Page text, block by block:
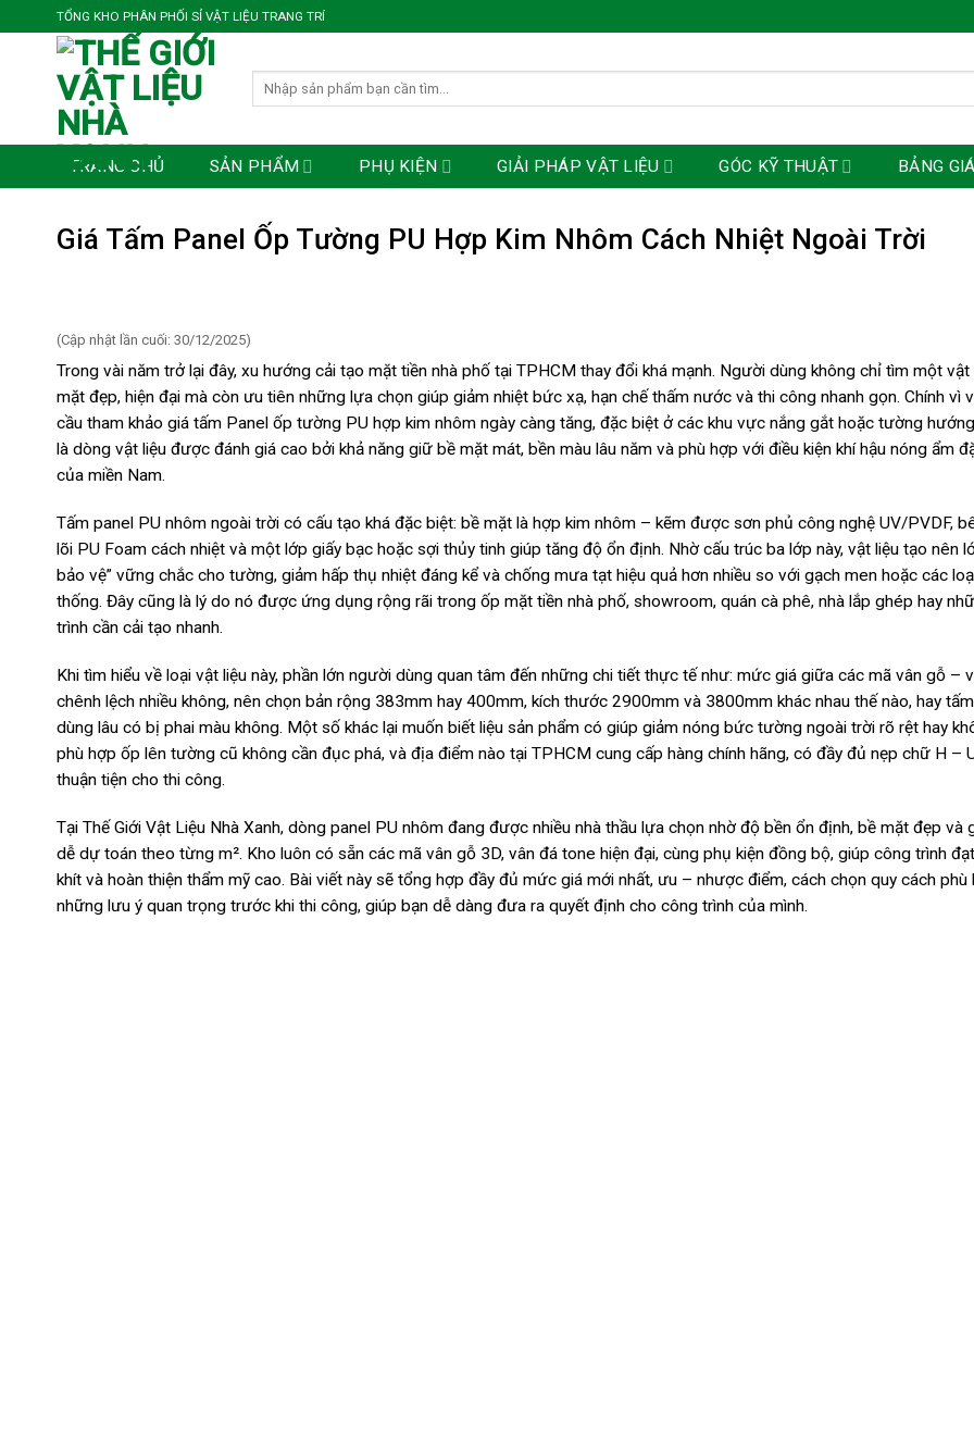
qua
TỔNG KHO PHÂN PHỐI SỈ VẬT LIỆU TRANG TRÍ
TRANG CHỦ SẢN PHẨM PHỤ KIỆN GIẢI PHÁP VẬT LIỆU GÓC KỸ THUẬT BẢNG GIÁ
Giá Tấm Panel Ốp Tường PU Hợp Kim Nhôm Cách Nhiệt Ngoài Trời
(Cập nhật lần cuối: 30/12/2025)
Trong vài năm trở lại đây, xu hướng cải tạo mặt tiền nhà phố tại TPHCM thay đổi khá mạnh. Người dùng không chỉ tìm một vật
mặt đẹp, hiện đại mà còn ưu tiên những lựa chọn giúp giảm nhiệt bức xạ, hạn chế thấm nước và thi công nhanh gọn. Chính vì
cầu tham khảo giá tấm Panel ốp tường PU hợp kim nhôm ngày càng tăng, đặc biệt ở các khu vực nắng gắt hoặc tường
là dòng vật liệu được đánh giá cao bởi khả năng giữ bề mặt mát, bền màu lâu năm và phù hợp với điều kiện khí hậu nóng ẩm
của miền Nam.
Tấm panel PU nhôm ngoài trời có cấu tạo khá đặc biệt: bề mặt là hợp kim nhôm – kẽm được sơn phủ công nghệ UV/PVDF,
lõi PU Foam cách nhiệt và một lớp giấy bạc hoặc sợi thủy tinh giúp tăng độ ổn định. Nhờ cấu trúc ba lớp này, vật liệu tạo nên
bảo vệ” vững chắc cho tường, giảm hấp thụ nhiệt đáng kể và chống mưa tạt hiệu quả hơn nhiều so với gạch men hoặc các
thống. Đây cũng là lý do nó được ứng dụng rộng rãi trong ốp mặt tiền nhà phố, showroom, quán cà phê, nhà lắp ghép hay
trình cần cải tạo nhanh.
Khi tìm hiểu về loại vật liệu này, phần lớn người dùng quan tâm đến những chi tiết thực tế như: mức giá giữa các mã vân gỗ –
chênh lệch nhiều không, nên chọn bản rộng 383mm hay 400mm, kích thước 2900mm và 3800mm khác nhau thế nào, hay
dùng lâu có bị phai màu không. Một số khác lại muốn biết liệu sản phẩm có giúp giảm nóng bức tường ngoài trời rõ rệt hay
phù hợp ốp lên tường cũ không cần đục phá, và địa điểm nào tại TPHCM cung cấp hàng chính hãng, có đầy đủ nẹp chữ H –
thuận tiện cho thi công.
Tại Thế Giới Vật Liệu Nhà Xanh, dòng panel PU nhôm đang được nhiều nhà thầu lựa chọn nhờ độ bền ổn định, bề mặt đẹp và
dễ dự toán theo từng m². Kho luôn có sẵn các mã vân gỗ 3D, vân đá tone hiện đại, cùng phụ kiện đồng bộ, giúp công trình
khít và hoàn thiện thẩm mỹ cao. Bài viết này sẽ tổng hợp đầy đủ mức giá mới nhất, ưu – nhược điểm, cách chọn quy cách phù
những lưu ý quan trọng trước khi thi công, giúp bạn dễ dàng đưa ra quyết định cho công trình của mình.